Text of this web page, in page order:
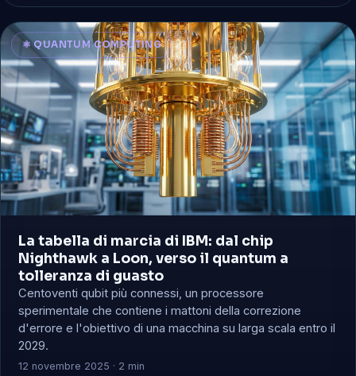
⚛️ QUANTUM COMPUTING
La tabella di marcia di IBM: dal chip
Nighthawk a Loon, verso il quantum a
tolleranza di guasto
Centoventi qubit più connessi, un processore
sperimentale che contiene i mattoni della correzione
d'errore e l'obiettivo di una macchina su larga scala entro il
2029.
12 novembre 2025 · 2 min